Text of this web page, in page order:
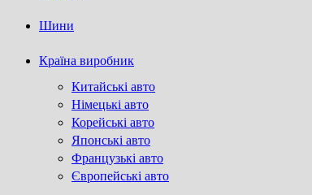
Шини
Країна виробник
Китайські авто
Німецькі авто
Корейські авто
Японські авто
Французькі авто
Європейські авто